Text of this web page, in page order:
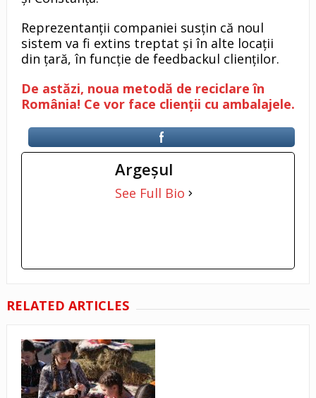
Reprezentanții companiei susțin că noul
sistem va fi extins treptat și în alte locații
din țară, în funcție de feedbackul clienților.
De astăzi, noua metodă de reciclare în
România! Ce vor face clienții cu ambalajele.
Argeşul
See Full Bio
RELATED ARTICLES